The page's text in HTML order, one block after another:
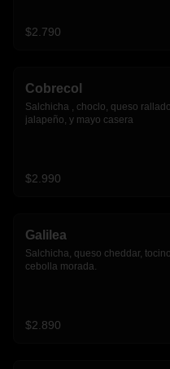
$2.790
Cobrecol
Salchicha , choclo, queso
jalapeño, y mayo casera
$2.990
Galilea
Salchicha, queso cheddar,
cebolla morada.
$2.890